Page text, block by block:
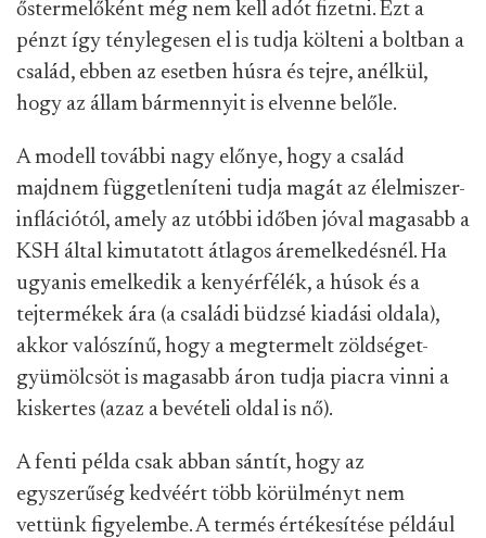
őstermelőként még nem kell adót fizetni. Ezt a
pénzt így ténylegesen el is tudja költeni a boltban a
család, ebben az esetben húsra és tejre, anélkül,
hogy az állam bármennyit is elvenne belőle.
A modell további nagy előnye, hogy a család
majdnem függetleníteni tudja magát az élelmiszer-
inflációtól, amely az utóbbi időben jóval magasabb a
KSH által kimutatott átlagos áremelkedésnél. Ha
ugyanis emelkedik a kenyérfélék, a húsok és a
tejtermékek ára (a családi büdzsé kiadási oldala),
akkor valószínű, hogy a megtermelt zöldséget-
gyümölcsöt is magasabb áron tudja piacra vinni a
kiskertes (azaz a bevételi oldal is nő).
A fenti példa csak abban sántít, hogy az
egyszerűség kedvéért több körülményt nem
vettünk figyelembe. A termés értékesítése például